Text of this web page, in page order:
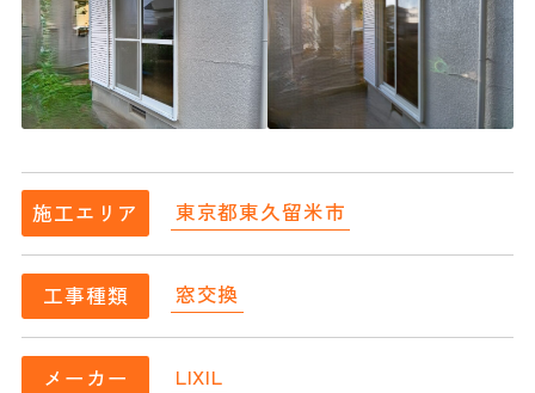
施工エリア 東京都東久留米市
工事種類 窓交換
メーカー LIXIL